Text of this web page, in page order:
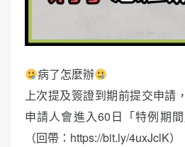
病了怎麼辦
上次提及簽證到期前提交申請
申請人會進入60日「特例期
（回帶：https://bit.ly/4uxJclK）